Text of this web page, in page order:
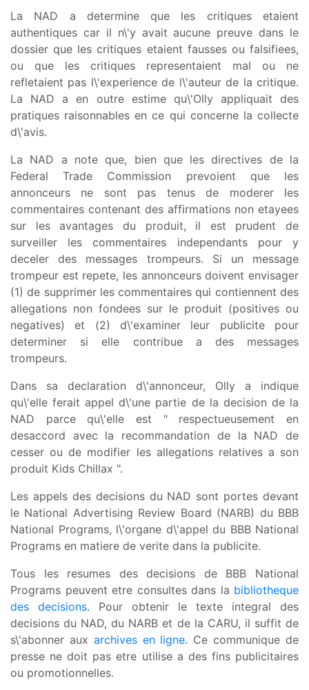
La NAD a determine que les critiques etaient
authentiques car il n\'y avait aucune preuve dans le
dossier que les critiques etaient fausses ou falsifiees,
ou que les critiques representaient mal ou ne
refletaient pas l\'experience de l\'auteur de la critique.
La NAD a en outre estime qu\'Olly appliquait des
pratiques raisonnables en ce qui concerne la collecte
d\'avis.
La NAD a note que, bien que les directives de la
Federal Trade Commission prevoient que les
annonceurs ne sont pas tenus de moderer les
commentaires contenant des affirmations non etayees
sur les avantages du produit, il est prudent de
surveiller les commentaires independants pour y
deceler des messages trompeurs. Si un message
trompeur est repete, les annonceurs doivent envisager
(1) de supprimer les commentaires qui contiennent des
allegations non fondees sur le produit (positives ou
negatives) et (2) d\'examiner leur publicite pour
determiner si elle contribue a des messages
trompeurs.
Dans sa declaration d\'annonceur, Olly a indique
qu\'elle ferait appel d\'une partie de la decision de la
NAD parce qu\'elle est " respectueusement en
desaccord avec la recommandation de la NAD de
cesser ou de modifier les allegations relatives a son
produit Kids Chillax ".
Les appels des decisions du NAD sont portes devant
le National Advertising Review Board (NARB) du BBB
National Programs, l\'organe d\'appel du BBB National
Programs en matiere de verite dans la publicite.
Tous les resumes des decisions de BBB National
Programs peuvent etre consultes dans la bibliotheque
des decisions. Pour obtenir le texte integral des
decisions du NAD, du NARB et de la CARU, il suffit de
s\'abonner aux archives en ligne. Ce communique de
presse ne doit pas etre utilise a des fins publicitaires
ou promotionnelles.